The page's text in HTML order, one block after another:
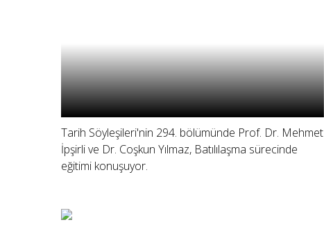
Tarih Söyleşileri'nin 294. bölümünde Prof. Dr. Mehmet
İpşirli ve Dr. Coşkun Yılmaz, Batılılaşma sürecinde
eğitimi konuşuyor.